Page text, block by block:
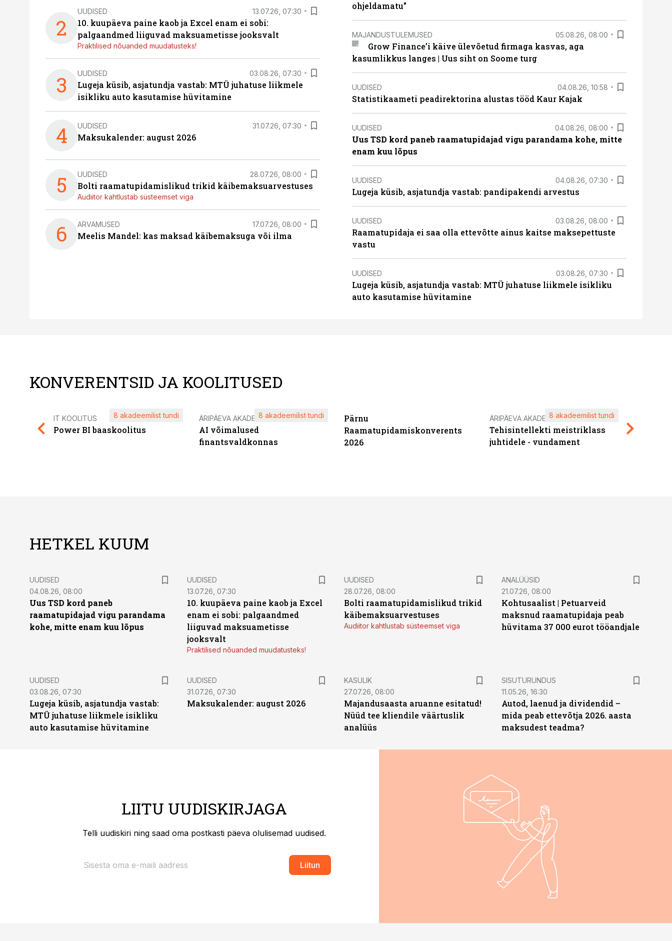
2
UUDISED 13.07.26, 07:30
10. kuupäeva paine kaob ja Excel enam ei sobi:
palgaandmed liiguvad maksuametisse jooksvalt
Praktilised nõuanded muudatusteks!
3 UUDISED 03.08.26, 07:30
Lugeja küsib, asjatundja vastab: MTÜ juhatuse liikmele
isikliku auto kasutamise hüvitamine
4 UUDISED 31.07.26, 07:30
Maksukalender: august 2026
5 UUDISED 28.07.26, 08:00
Bolti raamatupidamislikud trikid käibemaksuarvestuses
Audiitor kahtlustab süsteemset viga
6 ARVAMUSED 17.07.26, 08:00
Meelis Mandel: kas maksad käibemaksuga või ilma
ohjeldamatu”
MAJANDUSTULEMUSED 05.08.26, 08:00
Grow Finance’i käive ülevõetud firmaga kasvas, aga
kasumlikkus langes | Uus siht on Soome turg
UUDISED 04.08.26, 10:58
Statistikaameti peadirektorina alustas tööd Kaur Kajak
UUDISED 04.08.26, 08:00
Uus TSD kord paneb raamatupidajad vigu parandama kohe, mitte
enam kuu lõpus
UUDISED 04.08.26, 07:30
Lugeja küsib, asjatundja vastab: pandipakendi arvestus
UUDISED 03.08.26, 08:00
Raamatupidaja ei saa olla ettevõtte ainus kaitse maksepettuste
vastu
UUDISED 03.08.26, 07:30
Lugeja küsib, asjatundja vastab: MTÜ juhatuse liikmele isikliku
auto kasutamise hüvitamine
KONVERENTSID JA KOOLITUSED
IT KOOLITUS
Power BI baaskoolitus
8 akadeemilist tundi ÄRIPÄEVA AKADEEMIA
AI võimalused
finantsvaldkonnas
8 akadeemilist tundi
Pärnu
Raamatupidamiskonverents
2026
ÄRIPÄEVA AKADEEMIA
Tehisintellekti meistriklass
juhtidele - vundament
8 akadeemilist tundi
HETKEL KUUM
UUDISED
04.08.26, 08:00
Uus TSD kord paneb
raamatupidajad vigu parandama
kohe, mitte enam kuu lõpus
UUDISED
13.07.26, 07:30
10. kuupäeva paine kaob ja Excel
enam ei sobi: palgaandmed
liiguvad maksuametisse
jooksvalt
Praktilised nõuanded muudatusteks!
UUDISED
28.07.26, 08:00
Bolti raamatupidamislikud trikid
käibemaksuarvestuses
Audiitor kahtlustab süsteemset viga
ANALÜÜSID
21.07.26, 08:00
Kohtusaalist | Petuarveid
maksnud raamatupidaja peab
hüvitama 37 000 eurot tööandjale
UUDISED
03.08.26, 07:30
Lugeja küsib, asjatundja vastab:
MTÜ juhatuse liikmele isikliku
auto kasutamise hüvitamine
UUDISED
31.07.26, 07:30
Maksukalender: august 2026
KASULIK
27.07.26, 08:00
Majandusaasta aruanne esitatud!
Nüüd tee kliendile väärtuslik
analüüs
ST
SISUTURUNDUS
11.05.26, 16:30
Autod, laenud ja dividendid –
mida peab ettevõtja 2026. aasta
maksudest teadma?
LIITU UUDISKIRJAGA
Telli uudiskiri ning saad oma postkasti päeva olulisemad uudised.
Liitun